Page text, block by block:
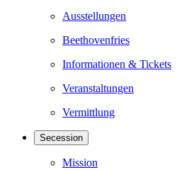
Ausstellungen
Beethovenfries
Informationen & Tickets
Veranstaltungen
Vermittlung
Secession
Mission